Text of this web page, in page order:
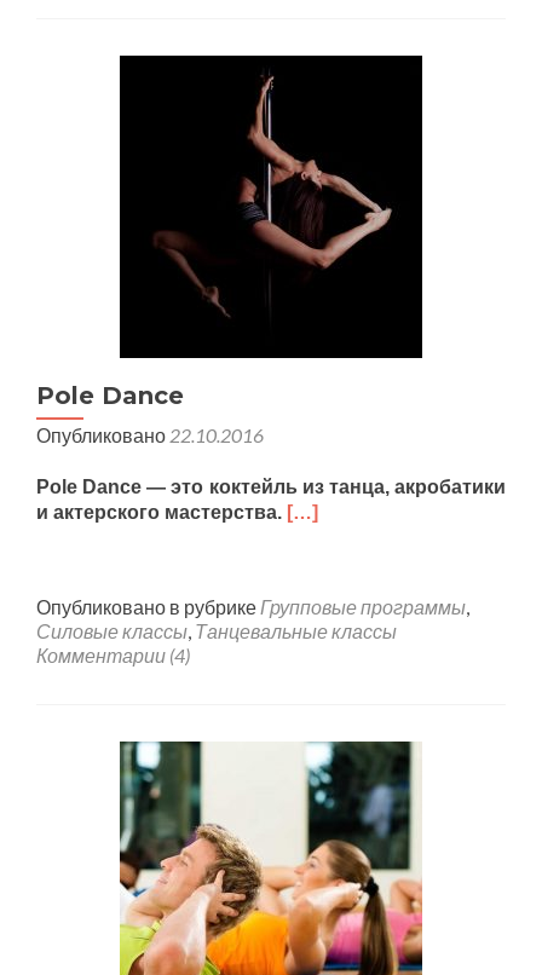
Pole Dance
Опубликовано 22.10.2016
Pole Dance — это коктейль из танца, акробатики
и актерского мастерства. […]
Опубликовано в рубрикеГрупповые программы,
Силовые классы, Танцевальные классы
Комментарии (4)